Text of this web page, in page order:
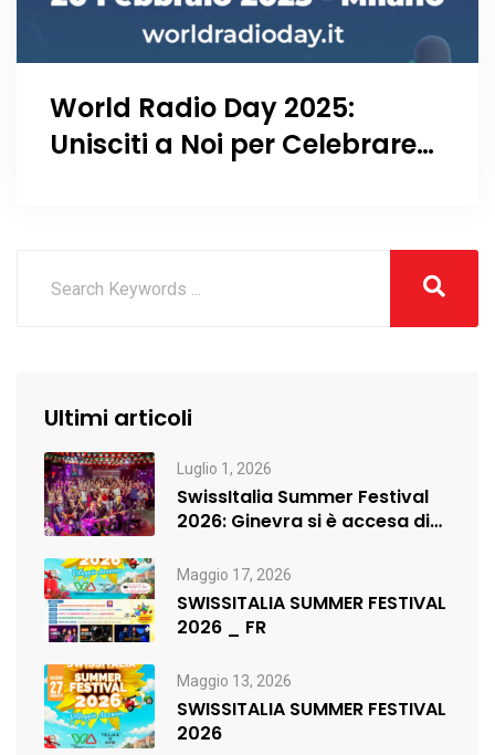
World Radio Day 2025:
Unisciti a Noi per Celebrare
Ultimi articoli
Luglio 1, 2026
SwissItalia Summer Festival
2026: Ginevra si è accesa di
Maggio 17, 2026
SWISSITALIA SUMMER FESTIVAL
2026 _ FR
Maggio 13, 2026
SWISSITALIA SUMMER FESTIVAL
2026